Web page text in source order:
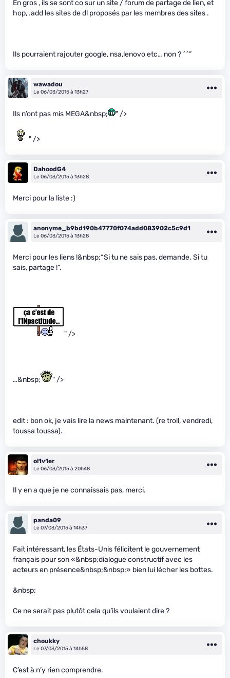
En gros , ils se sont co sur un site / forum de partage de lien, et
hop, .add les sites de dl proposés par les membres des sites .
Ils pourraient rajouter google, nsa,lenovo etc… non ? ^^”
wawadou
Le 06/03/2015 à 13h27
Ils n’ont pas mis MEGA&nbsp; " />
" />
DahoodG4
Le 06/03/2015 à 13h28
Merci pour la liste :)
anonyme_b9bd190b47770f074add083902c5c9d1
Le 06/03/2015 à 13h28
Merci pour les liens !&nbsp;“Si tu ne sais pas, demande. Si tu
sais, partage !”.
" />
…&nbsp; " />
edit : bon ok, je vais lire la news maintenant. (re troll, vendredi,
toussa toussa).
ol1v1er
Le 06/03/2015 à 20h48
Il y en a que je ne connaissais pas, merci.
panda09
Le 07/03/2015 à 14h37
Fait intéressant, les États-Unis félicitent le gouvernement
français pour son «&nbsp;dialogue constructif avec les
acteurs en présence&nbsp;&nbsp;» bien lui lécher les bottes.
&nbsp;
Ce ne serait pas plutôt cela qu’ils voulaient dire ?
choukky
Le 07/03/2015 à 14h58
C’est à n’y rien comprendre.